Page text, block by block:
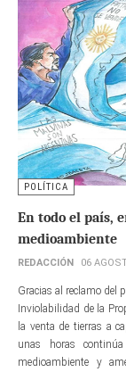
POLÍTICA
En todo el país,
medioambiente
REDACCIÓN 06
Gracias al reclamo del
Inviolabilidad de la
la venta de tierras a
unas horas
medioambiente y